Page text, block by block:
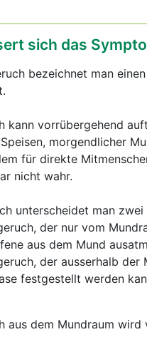
sich das
bezeichnet man
kann vorrübergehend
morgendlicher
für direkte
nicht wahr.
unterscheidet man zwei
der nur vom
aus dem Mund
der ausserhalb
festgestellt werden
aus dem Mundraum